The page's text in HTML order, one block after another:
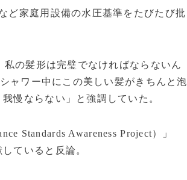
ど家庭用設備の水圧基準をたびたび批
の髪形は完璧でなければならないん
ャワー中にこの美しい髪がきちんと泡
慢ならない」と強調していた。
Standards Awareness Project）」
ていると反論。